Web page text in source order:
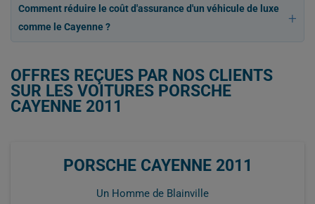
Comment réduire le coût d'assurance d'un véhicule de luxe
comme le Cayenne ?
OFFRES REÇUES PAR NOS CLIENTS
SUR LES VOITURES PORSCHE
CAYENNE 2011
PORSCHE CAYENNE 2011
Un Homme de Blainville